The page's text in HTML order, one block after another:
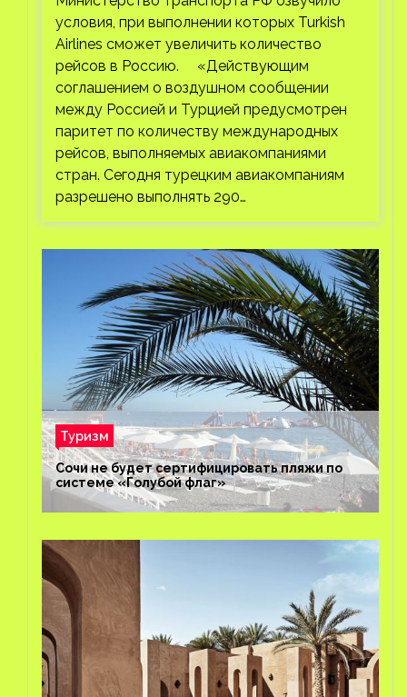
условия, при выполнении которых Turkish
Airlines сможет увеличить количество
рейсов в Россию. «Действующим
соглашением о воздушном сообщении
между Россией и Турцией предусмотрен
паритет по количеству международных
рейсов, выполняемых авиакомпаниями
стран. Сегодня турецким авиакомпаниям
разрешено выполнять 290…
Туризм
Сочи не будет сертифицировать пляжи по
системе «Голубой флаг»